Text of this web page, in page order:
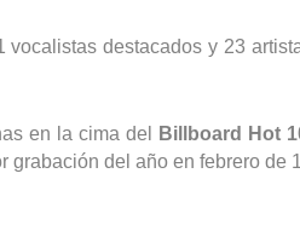
vocalistas destacados y 23
en la cima del Billboard
Hot
grabación del año en febrero de